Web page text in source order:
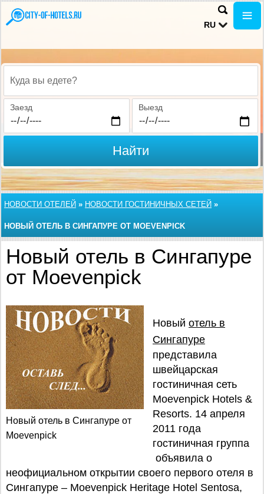
RU
Куда вы едете?
Заезд Выезд
Найти
НОВОСТИ ОТЕЛЕЙ » НОВОСТИ ГОСТИНИЧНЫХ СЕТЕЙ »
НОВЫЙ ОТЕЛЬ В СИНГАПУРЕ ОТ MOEVENPICK
Новый отель в Сингапуре
от Moevenpick
Новый отель в Сингапуре от
Moevenpick
Новый отель в
Сингапуре
представила
швейцарская
гостиничная сеть
Moevenpick Hotels &
Resorts. 14 апреля
2011 года
гостиничная группа
объявила о
неофициальном открытии своего первого отеля в
Сингапуре – Moevenpick Heritage Hotel Sentosa,